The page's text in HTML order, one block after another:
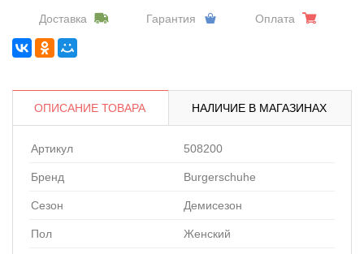
Доставка Гарантия Оплата
ОПИСАНИЕ ТОВАРА НАЛИЧИЕ В МАГАЗИНАХ
Артикул 508200
Бренд Burgerschuhe
Сезон Демисезон
Пол Женский